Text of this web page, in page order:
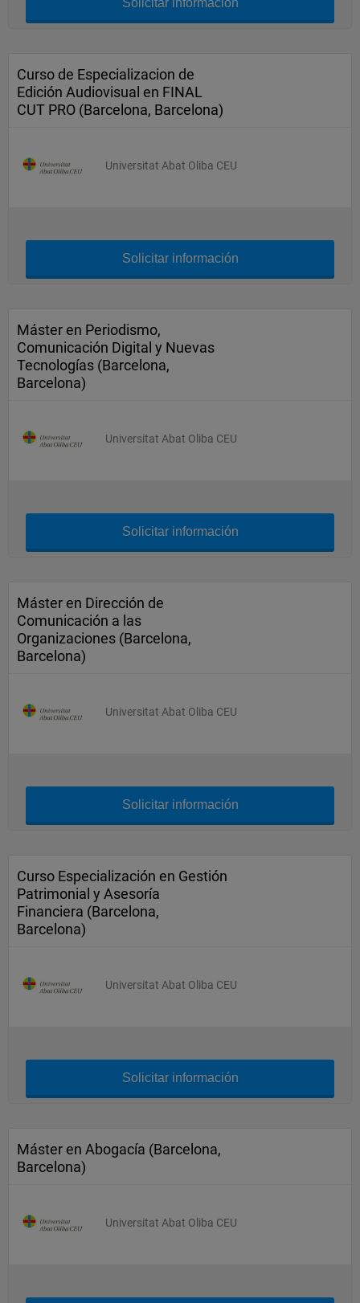
Solicitar información
Curso de Especializacion de
Edición Audiovisual en FINAL
CUT PRO (Barcelona, Barcelona)
Universitat Abat Oliba CEU
Solicitar información
Máster en Periodismo,
Comunicación Digital y Nuevas
Tecnologías (Barcelona,
Barcelona)
Universitat Abat Oliba CEU
Solicitar información
Máster en Dirección de
Comunicación a las
Organizaciones (Barcelona,
Barcelona)
Universitat Abat Oliba CEU
Solicitar información
Curso Especialización en Gestión
Patrimonial y Asesoría
Financiera (Barcelona,
Barcelona)
Universitat Abat Oliba CEU
Solicitar información
Máster en Abogacía (Barcelona,
Barcelona)
Universitat Abat Oliba CEU